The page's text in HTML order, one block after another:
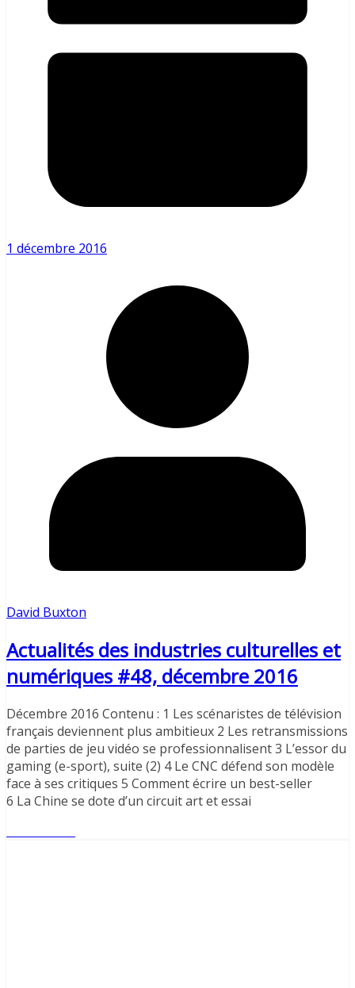
1 décembre 2016
David Buxton
Actualités des industries culturelles et
numériques #48, décembre 2016
Décembre 2016 Contenu : 1 Les scénaristes de télévision
français deviennent plus ambitieux 2 Les retransmissions
de parties de jeu vidéo se professionnalisent 3 L’essor du
gaming (e-sport), suite (2) 4 Le CNC défend son modèle
face à ses critiques 5 Comment écrire un best-seller
6 La Chine se dote d’un circuit art et essai